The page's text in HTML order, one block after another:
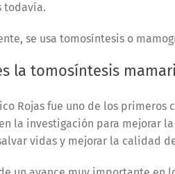
todavía.
se usa tomosíntesis o
la tomosíntesis
Rojas fue uno de los
la investigación para mejorar
vidas y mejorar la calidad